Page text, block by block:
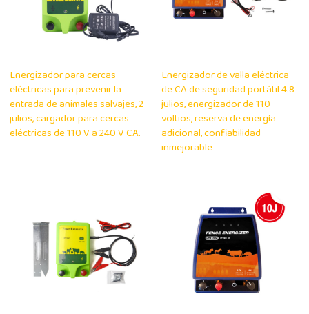
Energizador para cercas
eléctricas para prevenir la
entrada de animales salvajes, 2
julios, cargador para cercas
eléctricas de 110 V a 240 V CA.
Energizador de valla eléctrica
de CA de seguridad portátil 4.8
julios, energizador de 110
voltios, reserva de energía
adicional, confiabilidad
inmejorable